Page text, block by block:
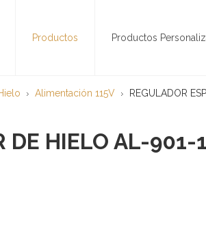
Productos Productos
Alimentación 115V REGULADOR
DE HIELO AL-901-